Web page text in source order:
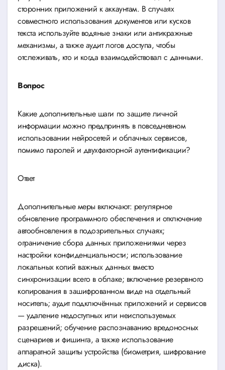
сторонних приложений к аккаунтам. В случаях
совместного использования документов или кусков
текста используйте водяные знаки или антикражные
механизмы, а также аудит логов доступа, чтобы
отслеживать, кто и когда взаимодействовал с данными.
Вопрос
Какие дополнительные шаги по защите личной
информации можно предпринять в повседневном
использовании нейросетей и облачных сервисов,
помимо паролей и двухфакторной аутентификации?
Ответ
Дополнительные меры включают: регулярное
обновление программного обеспечения и отключение
автообновления в подозрительных случаях;
ограничение сбора данных приложениями через
настройки конфиденциальности; использование
локальных копий важных данных вместо
синхронизации всего в облаке; включение резервного
копирования в зашифрованном виде на отдельный
носитель; аудит подключённых приложений и сервисов
— удаление недоступных или неиспользуемых
разрешений; обучение распознаванию вредоносных
сценариев и фишинга, а также использование
аппаратной защиты устройства (биометрия, шифрование
диска).